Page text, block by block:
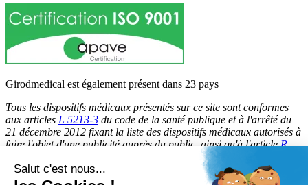
Girodmedical est également présent dans 23 pays
Tous les dispositifs médicaux présentés sur ce site sont conformes
aux articles L 5213-3 du code de la santé publique et à l'arrêté du
21 décembre 2012 fixant la liste des dispositifs médicaux autorisés à
faire l'objet d'une publicité auprès du public, ainsi qu'à l'articleR
du code de la santé publique. Par conséquent, ils peuvent
être légalement promus et rendus accessibles au public.
Salut c'est nous...